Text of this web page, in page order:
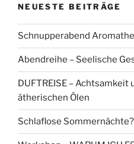
NEUESTE BEITRÄGE
Schnupperabend
Abendreihe – Seelische
DUFTREISE –
ätherischen Ölen
Schlaflose Sommernächte?